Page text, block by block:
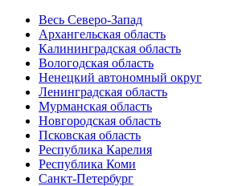
Весь Северо-Запад
Архангельская область
Калининградская область
Вологодская область
Ненецкий автономный округ
Ленинградская область
Мурманская область
Новгородская область
Псковская область
Республика Карелия
Республика Коми
Санкт-Петербург